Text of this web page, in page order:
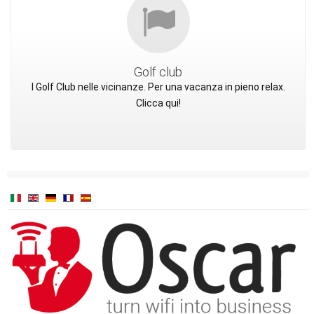
Golf club
I Golf Club nelle vicinanze. Per una vacanza in pieno relax.
Clicca qui!